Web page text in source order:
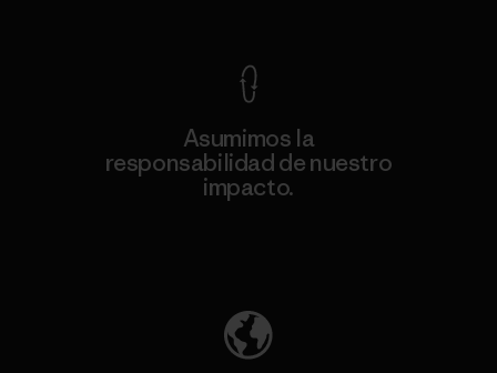
Asumimos la
responsabilidad de nuestro
impacto.